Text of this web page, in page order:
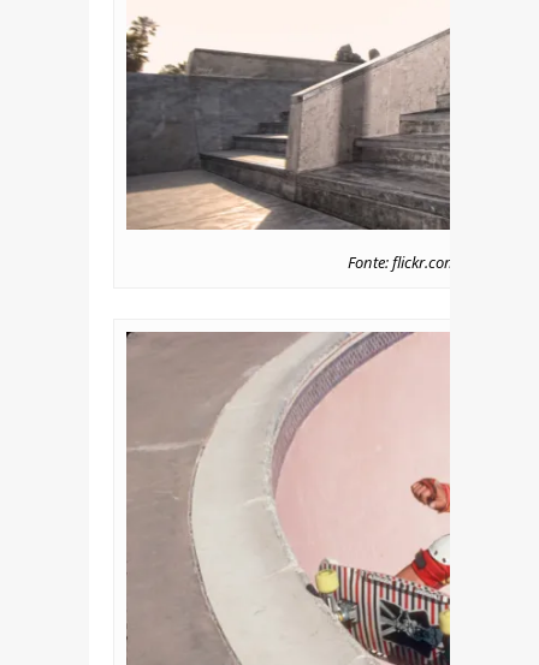
Fonte: flickr.com/photos/